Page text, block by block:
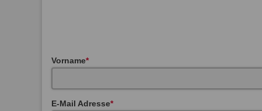
Vorname
E-Mail Adresse